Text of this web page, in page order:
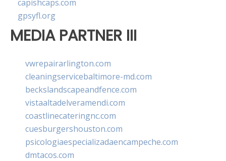
capishcaps.com
gpsyfl.org
MEDIA PARTNER III
vwrepairarlington.com
cleaningservicebaltimore-md.com
beckslandscapeandfence.com
vistaaltadelveramendi.com
coastlinecateringnc.com
cuesburgershouston.com
psicologiaespecializadaencampeche.com
dmtacos.com